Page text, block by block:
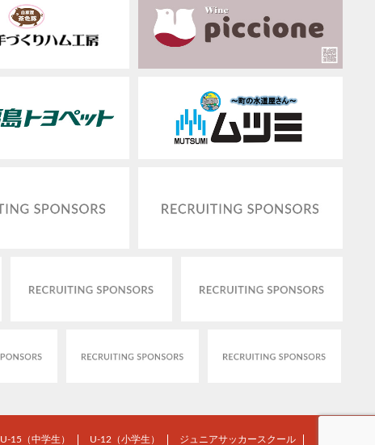
U-15（中学生） U-12（小学生） ジュニアサッカースクール